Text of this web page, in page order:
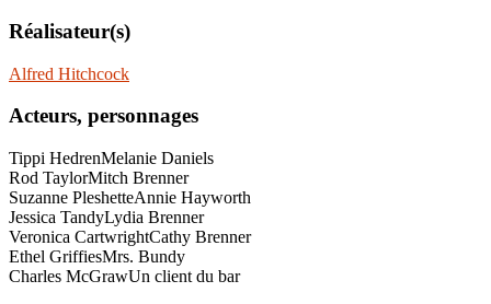
Réalisateur(s)
Alfred Hitchcock
Acteurs, personnages
Tippi HedrenMelanie Daniels
Rod TaylorMitch Brenner
Suzanne PleshetteAnnie Hayworth
Jessica TandyLydia Brenner
Veronica CartwrightCathy Brenner
Ethel GriffiesMrs. Bundy
Charles McGrawUn client du bar